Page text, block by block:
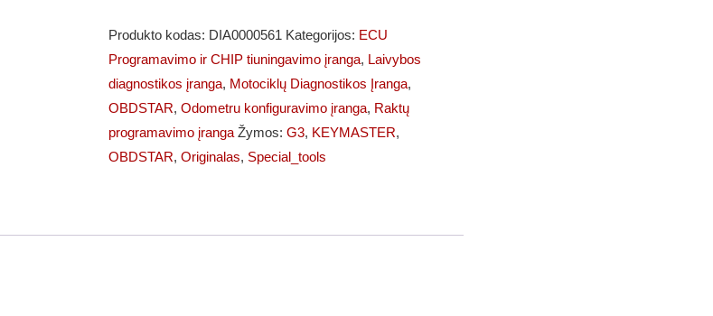
(Pilna
versija)
Produkto kodas: DIA0000561 Kategorijos: ECU
Programavimo ir CHIP tiuningavimo įranga, Laivybos
diagnostikos įranga, Motociklų Diagnostikos Įranga,
OBDSTAR, Odometru konfiguravimo įranga, Raktų
programavimo įranga Žymos: G3, KEYMASTER,
OBDSTAR, Originalas, Special_tools